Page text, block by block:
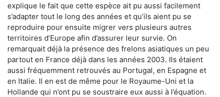
explique le fait que cette espèce ait pu aussi facilement
s’adapter tout le long des années et qu’ils aient pu se
reproduire pour ensuite migrer vers plusieurs autres
territoires d’Europe afin d’assurer leur survie. On
remarquait déjà la présence des frelons asiatiques un peu
partout en France déjà dans les années 2003. Ils étaient
aussi fréquemment retrouvés au Portugal, en Espagne et
en Italie. Il en est de même pour le Royaume-Uni et la
Hollande qui n’ont pu se soustraire eux aussi à l’équation.